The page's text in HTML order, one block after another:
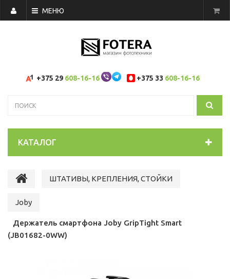
МЕНЮ
+375 29 608-16-16 +375 33 608-16-16
КАТАЛОГ
ШТАТИВЫ, КРЕПЛЕНИЯ, СТОЙКИ
Joby
Держатель смартфона Joby GripTight Smart
(JB01682-0WW)